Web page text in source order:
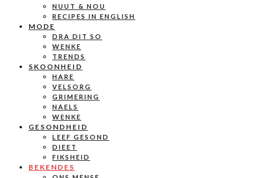
NUUT & NOU
RECIPES IN ENGLISH
MODE
DRA DIT SO
WENKE
TRENDS
SKOONHEID
HARE
VELSORG
GRIMERING
NAELS
WENKE
GESONDHEID
LEEF GESOND
DIEET
FIKSHEID
BEKENDES